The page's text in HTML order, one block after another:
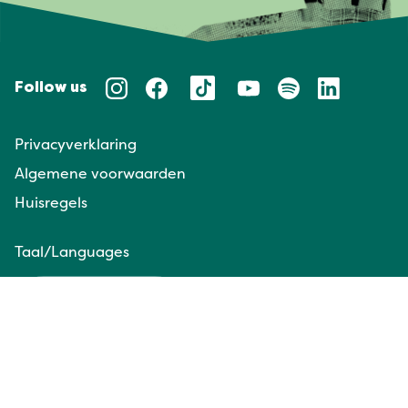
Follow us
Privacyverklaring
Algemene voorwaarden
Huisregels
Taal/Languages